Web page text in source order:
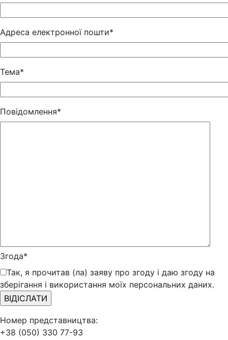
Адреса електронної пошти*
Тема*
Повідомлення*
Згода*
Так, я прочитав (ла) заяву про згоду і даю згоду на
зберігання і використання моїх персональних даних.
Номер представництва:
+38 (050) 330 77-93